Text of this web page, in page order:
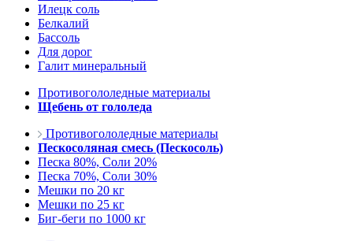
Илецк соль
Белкалий
Бассоль
Для дорог
Галит минеральный
Противогололедные материалы
Щебень от гололеда
Противогололедные материалы
Пескосоляная смесь (Пескосоль)
Песка 80%, Соли 20%
Песка 70%, Соли 30%
Мешки по 20 кг
Мешки по 25 кг
Биг-беги по 1000 кг